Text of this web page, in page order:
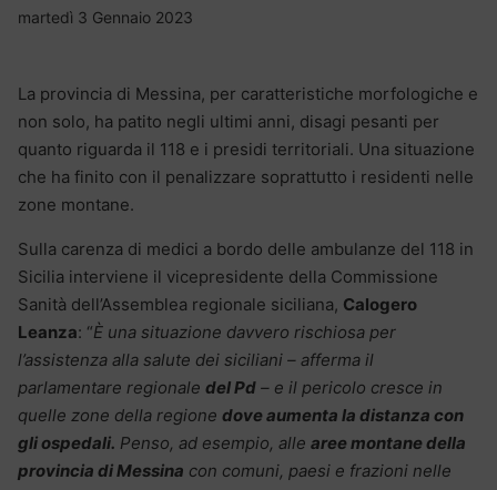
martedì 3 Gennaio 2023
La provincia di Messina, per caratteristiche morfologiche e
non solo, ha patito negli ultimi anni, disagi pesanti per
quanto riguarda il 118 e i presidi territoriali. Una situazione
che ha finito con il penalizzare soprattutto i residenti nelle
zone montane.
Sulla carenza di medici a bordo delle ambulanze del 118 in
Sicilia interviene il vicepresidente della Commissione
Sanità dell’Assemblea regionale siciliana, Calogero
Leanza: “È una situazione davvero rischiosa per
l’assistenza alla salute dei siciliani – afferma il
parlamentare regionale del Pd – e il pericolo cresce in
quelle zone della regione dove aumenta la distanza con
gli ospedali. Penso, ad esempio, alle aree montane della
provincia di Messina con comuni, paesi e frazioni nelle